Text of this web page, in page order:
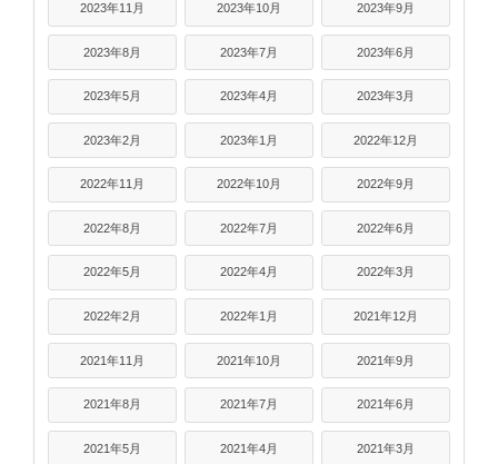
2023年11月 2023年10月 2023年9月
2023年8月 2023年7月 2023年6月
2023年5月 2023年4月 2023年3月
2023年2月 2023年1月 2022年12月
2022年11月 2022年10月 2022年9月
2022年8月 2022年7月 2022年6月
2022年5月 2022年4月 2022年3月
2022年2月 2022年1月 2021年12月
2021年11月 2021年10月 2021年9月
2021年8月 2021年7月 2021年6月
2021年5月 2021年4月 2021年3月